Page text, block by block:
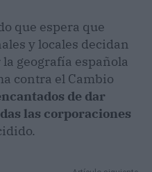
que espera que
y locales decidan
geografía española
contra el Cambio
de dar
las corporaciones